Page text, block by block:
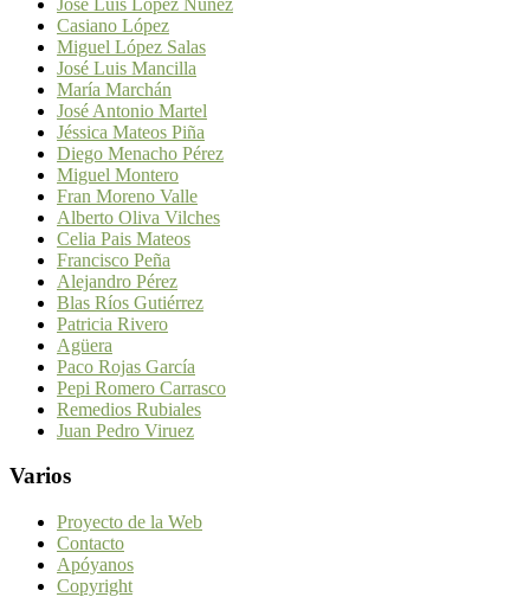
Casiano López
Miguel López Salas
José Luis Mancilla
María Marchán
José Antonio Martel
Jéssica Mateos Piña
Diego Menacho Pérez
Miguel Montero
Fran Moreno Valle
Alberto Oliva Vilches
Celia Pais Mateos
Francisco Peña
Alejandro Pérez
Blas Ríos Gutiérrez
Patricia Rivero
Agüera
Paco Rojas García
Pepi Romero Carrasco
Remedios Rubiales
Juan Pedro Viruez
Varios
Proyecto de la Web
Contacto
Apóyanos
Copyright